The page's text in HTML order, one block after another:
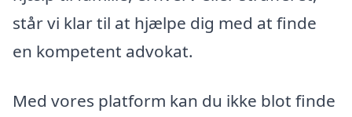
står vi klar til at hjælpe dig med at finde
en kompetent advokat.
Med vores platform kan du ikke blot finde